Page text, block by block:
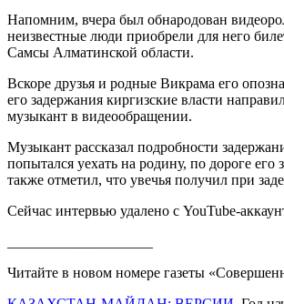
Напомним, вчера был обнародован
неизвестные люди приобрели для него
Самсы Алматинской области.
Вскоре друзья и родные Викрама его
его задержания киргизские власти
музыкант в видеообращении.
Музыкант рассказал подробности
попытался уехать на родину, по дороге
также отметил, что увечья получил при
Сейчас интервью удалено с YouTube-
Читайте в новом номере газеты